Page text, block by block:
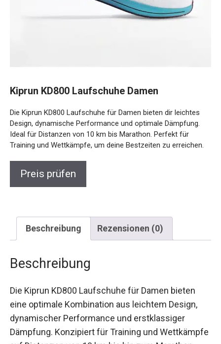
Design, dynamische Performance und optimale Dämpfung.
Ideal für Distanzen von 10 km bis Marathon. Perfekt für
Training und Wettkämpfe, um deine Bestzeiten zu erreichen.
Beschreibung Rezensionen (0)
Beschreibung
eine optimale Kombination aus leichtem Design,
dynamischer Performance und erstklassiger
Dämpfung. Konzipiert für Training und
Wettkämpfe auf Distanzen von 10 km bis hin